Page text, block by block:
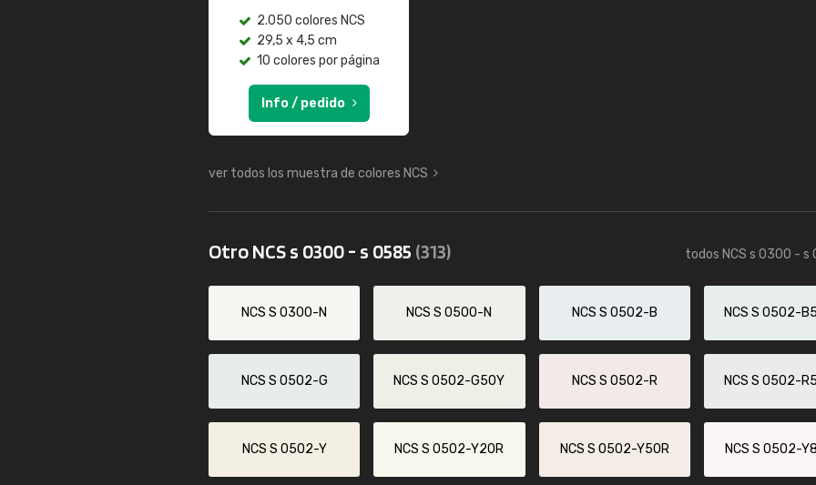
2.050 colores NCS
29,5 x 4,5 cm
10 colores por página
Info / pedido
ver todos los muestra de colores NCS
Otro NCS s 0300 - s 0585 (313) todos NCS s 0300 - s
NCS S 0300-N NCS S 0500-N NCS S 0502-B NCS S 0502-
NCS S 0502-G NCS S 0502-G50Y NCS S 0502-R NCS S 0502-
NCS S 0502-Y NCS S 0502-Y20R NCS S 0502-Y50R NCS S 0502-